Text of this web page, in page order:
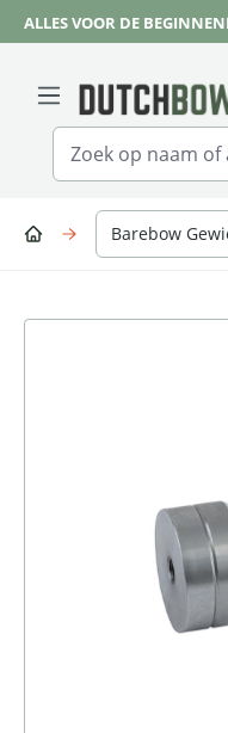
Ga naar de hoofdinhoud
ALLES VOOR DE
Barebow
Afbeeldingengalerij